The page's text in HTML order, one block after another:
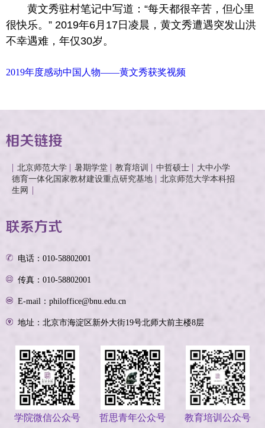
黄文秀驻村笔记中写道：“每天都很辛苦，但心里
很快乐。” 2019年6月17日凌晨，黄文秀遭遇突发山洪
不幸遇难，年仅30岁。
2019年度感动中国人物——黄文秀获奖视频
北京师范大学 暑期学堂 教育培训 中哲硕士
大中小学
德育一体化国家教材建设重点研究基地
北京师范大学本科招
生网
电话：010-58802001
传真：010-58802001
E-mail：philoffice@bnu.edu.cn
地址：北京市海淀区新外大街19号北师大前主楼8层
学院微信公众号 哲思青年公众号 教育培训公众号